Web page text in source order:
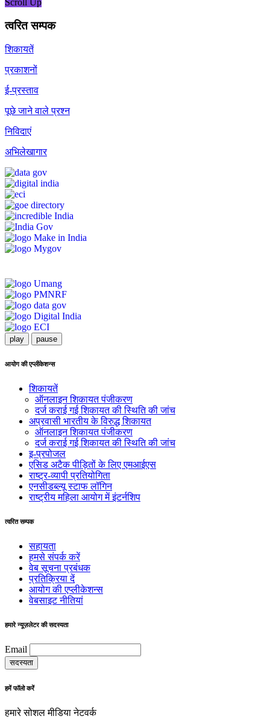
Scroll Up
त्वरित सम्पक
शिकायतें
प्रकाशनों
ई-प्रस्ताव
पूछे जाने वाले प्रश्न
निविदाएं
अभिलेखागार
play pause
आयोग की एप्लीकेशन्स
शिकायतें
ऑनलाइन शिकायत पंजीकरण
दर्ज कराई गई शिकायत की स्थिति की जांच
अप्रवासी भारतीय के विरुद्ध शिकायत
ऑनलाइन शिकायत पंजीकरण
दर्ज कराई गई शिकायत की स्थिति की जांच
इ-प्रपोजल
एसिड अटैक पीड़ितों के लिए एमआईएस
राष्ट्र-व्यापी प्रतियोगिता
एनसीडब्ल्यू स्टाफ लॉगिन
राष्ट्रीय महिला आयोग में इंटर्नशिप
त्वरित सम्पक
सहायता
हमसे संपर्क करें
वेब सूचना प्रबंधक
प्रतिक्रिया दें
आयोग की एप्लीकेशन्स
वेबसाइट नीतियां
हमारे न्यूज़लेटर की सदस्यता
Email
हमें फॉलो करें
हमारे सोशल मीडिया नेटवर्क